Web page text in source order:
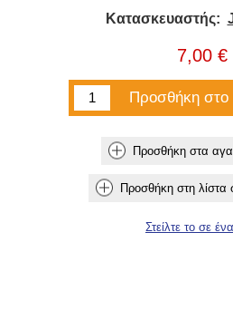
Κατασκευαστής:
7,00 €